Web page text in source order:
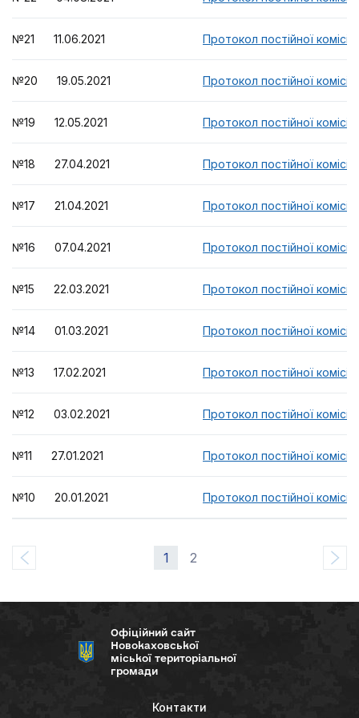
№21 11.06.2021 Протокол постійної комісії
№20 19.05.2021 Протокол постійної комісії
№19 12.05.2021 Протокол постійної комісії
№18 27.04.2021 Протокол постійної комісії
№17 21.04.2021 Протокол постійної комісії
№16 07.04.2021 Протокол постійної комісії
№15 22.03.2021 Протокол постійної комісії
№14 01.03.2021 Протокол постійної комісії
№13 17.02.2021 Протокол постійної комісії
№12 03.02.2021 Протокол постійної комісії
№11 27.01.2021 Протокол постійної комісії
№10 20.01.2021 Протокол постійної комісії
1 2
Офіційний сайт
Новокаховської
міської територіальної
громади
Контакти